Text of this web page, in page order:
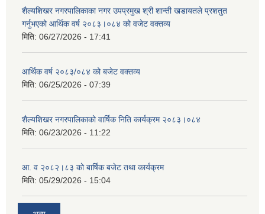
शैल्यशिखर नगरपालिकाका नगर उपप्रमुख श्री शान्ती खडायतले प्रशतुत
गर्नुभएको आर्थिक वर्ष २०८३।०८४ को वजेट वक्तव्य
मिति: 06/27/2026 - 17:41
आर्थिक वर्ष २०८३/०८४ को बजेट वक्तव्य
मिति: 06/25/2026 - 07:39
शैल्यशिखर नगरपालिकाको वार्षिक निति कार्यक्रम २०८३।०८४
मिति: 06/23/2026 - 11:22
आ. व २०८२।८३ को बार्षिक बजेट तथा कार्यक्रम
मिति: 05/29/2026 - 15:04